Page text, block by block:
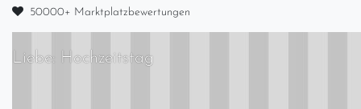
50000+ Marktplatzbewertungen
Liebe: Hochzeitstag